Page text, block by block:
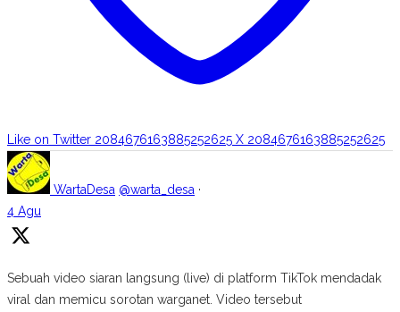
Like on Twitter 2084676163885252625 X 2084676163885252625
WartaDesa @warta_desa ·
4 Agu
Sebuah video siaran langsung (live) di platform TikTok mendadak
viral dan memicu sorotan warganet. Video tersebut